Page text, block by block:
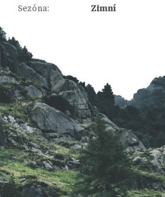
Sezóna: Zimní
á
p
a
t
í